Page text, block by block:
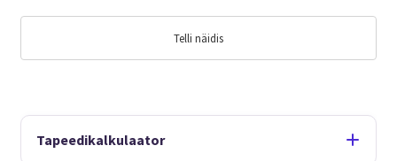
Telli näidis
Tapeedikalkulaator